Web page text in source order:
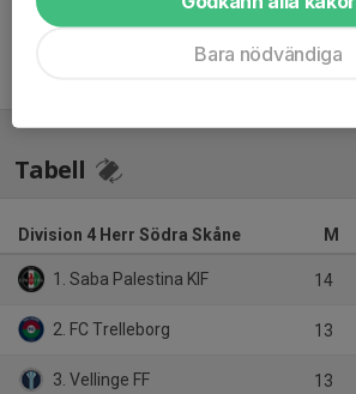
Inget referat skrivet
Tabell
Division 4 Herr Södra Skåne M
1. Saba Palestina KIF 14
2. FC Trelleborg 13
3. Vellinge FF 13
Bara nödvändiga